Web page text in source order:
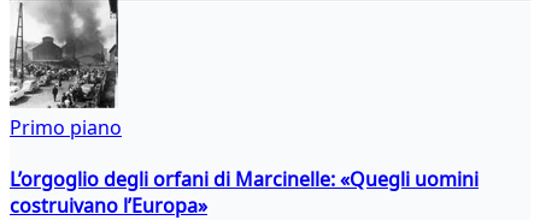
Primo piano
L’orgoglio degli orfani di Marcinelle: «Quegli uomini
costruivano l’Europa»